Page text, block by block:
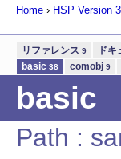
Home › HSP Version
リファレンス 9 ド
basic 38 comobj 9
basic
Path :